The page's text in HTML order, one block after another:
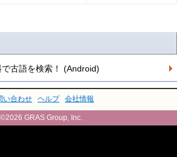
古語を検索！ (Android)
い合わせ ヘルプ 会社情報
©2026 GRAS Group, Inc.